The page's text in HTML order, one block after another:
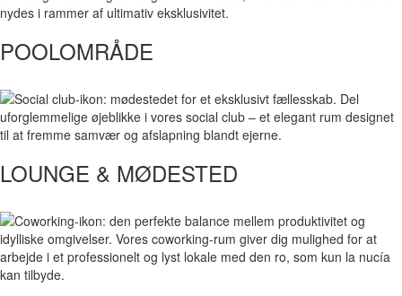
POOLOMRÅDE
LOUNGE & MØDESTED